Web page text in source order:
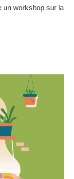
un workshop sur la